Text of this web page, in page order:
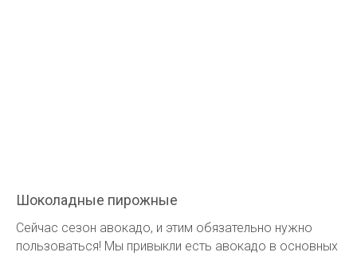
Шоколадные пирожные
Сейчас сезон авокадо, и этим обязательно нужно
пользоваться! Мы привыкли есть авокадо в основных